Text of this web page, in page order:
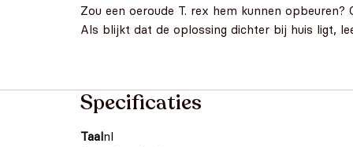
Zou een oeroude T. rex hem kunnen
Als blijkt dat de oplossing dichter bij huis ligt,
Specificaties
Taalnl